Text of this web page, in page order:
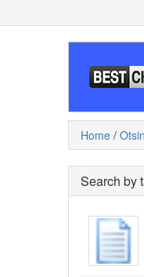
Home /
Search by